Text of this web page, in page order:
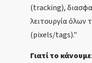
(tracking),
λειτουργία
(pixels/tags)."
Γιατί το